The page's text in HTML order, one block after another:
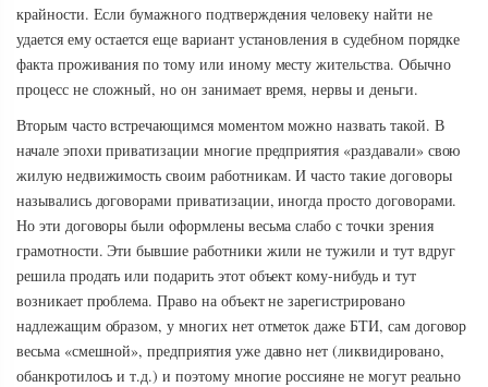
крайности. Если бумажного подтверждения человеку найти не
удается ему остается еще вариант установления в судебном порядке
факта проживания по тому или иному месту жительства. Обычно
процесс не сложный, но он занимает время, нервы и деньги.
Вторым часто встречающимся моментом можно назвать такой. В
начале эпохи приватизации многие предприятия «раздавали» свою
жилую недвижимость своим работникам. И часто такие договоры
назывались договорами приватизации, иногда просто договорами.
Но эти договоры были оформлены весьма слабо с точки зрения
грамотности. Эти бывшие работники жили не тужили и тут вдруг
решила продать или подарить этот объект кому-нибудь и тут
возникает проблема. Право на объект не зарегистрировано
надлежащим образом, у многих нет отметок даже БТИ, сам договор
весьма «смешной», предприятия уже давно нет (ликвидировано,
обанкротилось и т.д.) и поэтому многие россияне не могут реально